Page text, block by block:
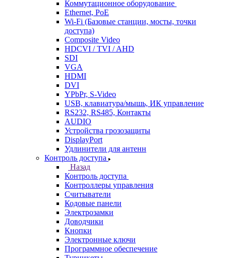
Коммутационное оборудование
Ethernet, PoE
Wi-Fi (Базовые станции, мосты, точки
доступа)
Composite Video
HDCVI / TVI / AHD
SDI
VGA
HDMI
DVI
YPbPr, S-Video
USB, клавиатура/мышь, ИК управление
RS232, RS485, Контакты
AUDIO
Устройства грозозащиты
DisplayPort
Удлинители для антенн
Контроль доступа
Назад
Контроль доступа
Контроллеры управления
Считыватели
Кодовые панели
Электрозамки
Доводчики
Кнопки
Электронные ключи
Программное обеспечение